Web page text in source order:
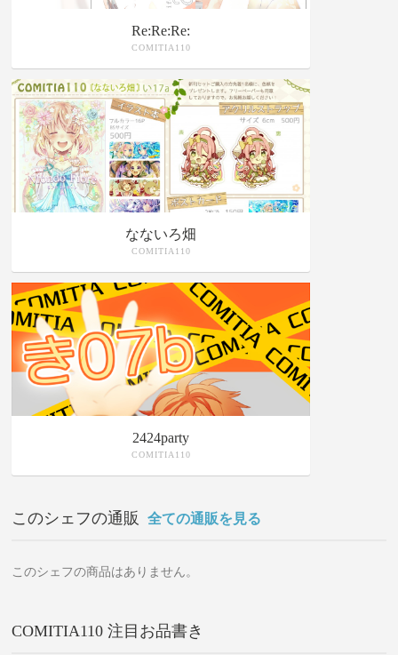
Re:Re:Re:
COMITIA110
なないろ畑
COMITIA110
2424party
COMITIA110
このシェフの通販 全ての通販を見る
このシェフの商品はありません。
COMITIA110 注目お品書き